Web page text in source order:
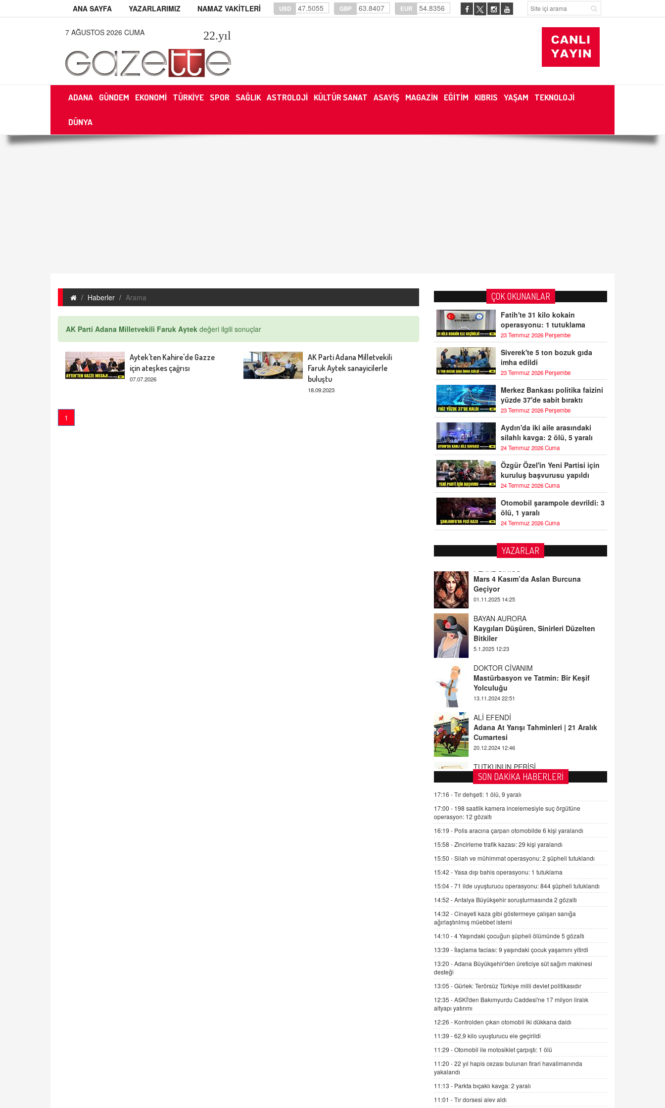
ANA SAYFA YAZARLARIMIZ NAMAZ VAKİTLERİ USD 47.5055 GBP 63.8407 EUR 54.8356
7 AĞUSTOS 2026 CUMA 22.yıl
ADANA GÜNDEM EKONOMİ TÜRKİYE SPOR SAĞLIK ASTROLOJİ KÜLTÜR SANAT ASAYİŞ MAGAZİN EĞİTİM KIBRIS YAŞAM TEKNOLOJİ
DÜNYA
Haberler Arama
AK Parti Adana Milletvekili Faruk Aytek değeri ilgili sonuçlar
Aytek'ten Kahire'de Gazze
için ateşkes çağrısı
07.07.2026
AK Parti Adana Milletvekili
Faruk Aytek sanayicilerle
buluştu
18.09.2023
1
ÇOK OKUNANLAR
Fatih'te 31 kilo kokain
operasyonu: 1 tutuklama
23 Temmuz 2026 Perşembe
Siverek'te 5 ton bozuk gıda
imha edildi
23 Temmuz 2026 Perşembe
Merkez Bankası politika faizini
yüzde 37'de sabit bıraktı
23 Temmuz 2026 Perşembe
Aydın'da iki aile arasındaki
silahlı kavga: 2 ölü, 5 yaralı
24 Temmuz 2026 Cuma
Özgür Özel'in Yeni Partisi için
kuruluş başvurusu yapıldı
24 Temmuz 2026 Cuma
Otomobil şarampole devrildi: 3
ölü, 1 yaralı
24 Temmuz 2026 Cuma
YAZARLAR
PEARL SİRİUS
Mars 4 Kasım’da Aslan Burcuna
01.11.2025 14:25
BAYAN AURORA
Kaygıları Düşüren, Sinirleri Düzelten
Bitkiler
5.1.2025 12:23
DOKTOR CİVANIM
Mastürbasyon ve Tatmin: Bir Keşif
Yolculuğu
13.11.2024 22:51
ALİ EFENDİ
Adana At Yarışı Tahminleri | 21 Aralık
Cumartesi
20.12.2024 12:46
TUTKUNUN PERİSİ
Sağlıklı Bir Cinsel Yaşam ile İlgili
Bilinmesi Gerekenler
08.11.2024 13:16
FARUK ÖNALAN
Tezkere Onaylanmasaydı…
2 Kasım 2021 Salı 00:11
AV. DOĞAN CAN DOĞAN
Kişisel verilerin korunması ve dijital
hukukun gelişimi
15.09.2025 16:17
SEHER EREK
Kış Ayları Geldi, Hangi Önlemler
Alınmalı?
9.12.2025 10:11
İNCİ GÜL AKÖL
Trump Keşke Adana'yı da Ziyaret Etse...
06.07.2026 13:00
ADEM AKÖL
Esed Destekçilerinin Yüzüne Vurulan
11.12.2024 12:30
DR. EKREM ASLAN
Gerçek Ne, Algı Ne? "Beraber
Yürüyoruz" Cümlesinin Peşinden
19.07.2025 12:45
GÖNÜL MENEKŞE
Şifacının Yolu
SON DAKİKA HABERLERİ
17:16 -Tır dehşeti: 1 ölü, 9 yaralı
17:00 - 198 saatlik kamera incelemesiyle suç örgütüne
operasyon: 12 gözaltı
16:19 - Polis aracına çarpan otomobilde 6 kişi yaralandı
15:58 -Zincirleme trafik kazası: 29 kişi yaralandı
15:50 -Silah ve mühimmat operasyonu: 2 şüpheli tutuklandı
15:42 -Yasa dışı bahis operasyonu: 1 tutuklama
15:04 -71 ilde uyuşturucu operasyonu: 844 şüpheli tutuklandı
14:52 -Antalya Büyükşehir soruşturmasında 2 gözaltı
14:32 -Cinayeti kaza gibi göstermeye çalışan sanığa
ağırlaştırılmış müebbet istemi
14:10 -4 Yaşındaki çocuğun şüpheli ölümünde 5 gözaltı
13:39 - İlaçlama faciası: 9 yaşındaki çocuk yaşamını yitirdi
13:20 -Adana Büyükşehir'den üreticiye süt sağım makinesi
desteği
13:05 -Gürlek: Terörsüz Türkiye milli devlet politikasıdır
12:35 -ASKİ'den Bakımyurdu Caddesi'ne 17 milyon liralık
altyapı yatırımı
12:26 - Kontrolden çıkan otomobil iki dükkana daldı
11:39 -62,9 kilo uyuşturucu ele geçirildi
11:29 -Otomobil ile motosiklet çarpıştı: 1 ölü
11:20 -22 yıl hapis cezası bulunan firari havalimanında
yakalandı
11:13 - Parkta bıçaklı kavga: 2 yaralı
11:01 -Tır dorsesi alev aldı